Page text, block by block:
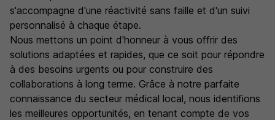
s'accompagne d'une réactivité sans faille et d'un suivi
personnalisé à chaque étape.
Nous mettons un point d'honneur à vous offrir des
solutions adaptées et rapides, que ce soit pour répondre
à des besoins urgents ou pour construire des
collaborations à long terme. Grâce à notre parfaite
connaissance du secteur médical local, nous identifions
les meilleures opportunités, en tenant compte de vos